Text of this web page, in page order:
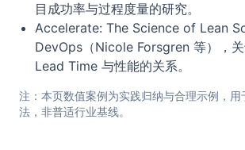
目成功率与过程度量的研究。
Accelerate: The Science of Lean
DevOps（Nicole Forsgren 等），关
Lead Time 与性能的关系。
注：本页数值案例为实践归纳与合理示例，用
法，非普适行业基线。